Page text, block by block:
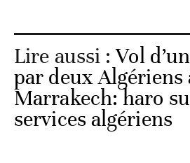
Lire aussi :Vol
par deux Algériens
Marrakech: haro
services algériens